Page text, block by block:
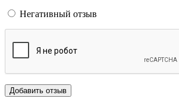
Негативный отзыв